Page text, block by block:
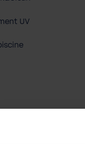
UV